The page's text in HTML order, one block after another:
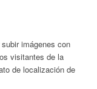
imágenes con
visitantes de la
de localización de